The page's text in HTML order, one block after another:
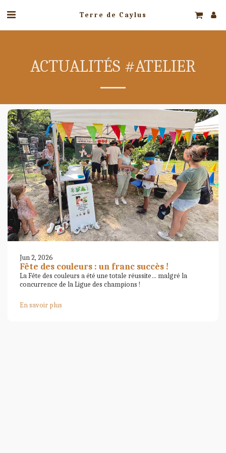
Terre de Caylus
ACTUALITÉS #ATELIER
Jun 2, 2026
Fête des couleurs : un franc succès !
La Fête des couleurs a été une totale réussite… malgré la
concurrence de la Ligue des champions !
En savoir plus